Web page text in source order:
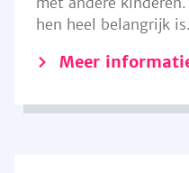
hen heel belangrijk
Meer